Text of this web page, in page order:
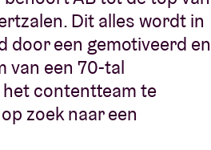
Dit alles wordt in
door een gemotiveerd en
van een 70-tal
contentteam te
zoek naar een